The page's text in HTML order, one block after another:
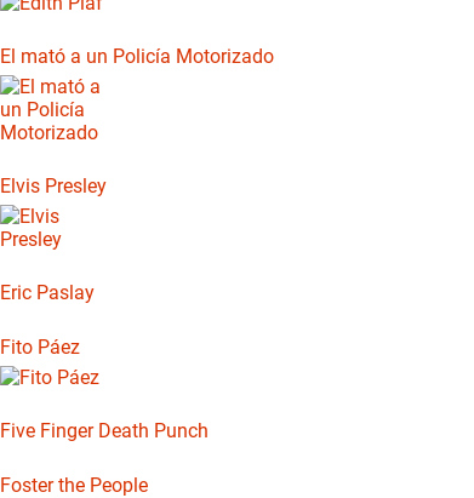
El mató a un Policía Motorizado
Elvis Presley
Eric Paslay
Fito Páez
Five Finger Death Punch
Foster the People